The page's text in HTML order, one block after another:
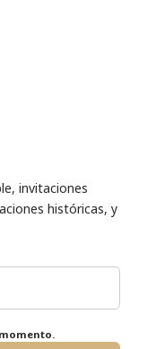
invitaciones
históricas, y